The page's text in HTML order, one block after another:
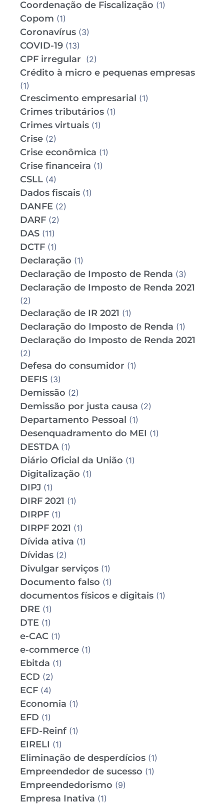
Coordenação de Fiscalização (1)
Copom (1)
Coronavírus (3)
COVID-19 (13)
CPF irregular (2)
Crédito à micro e pequenas empresas
(1)
Crescimento empresarial (1)
Crimes tributários (1)
Crimes virtuais (1)
Crise (2)
Crise econômica (1)
Crise financeira (1)
CSLL (4)
Dados fiscais (1)
DANFE (2)
DARF (2)
DAS (11)
DCTF (1)
Declaração (1)
Declaração de Imposto de Renda (3)
Declaração de Imposto de Renda 2021
(2)
Declaração de IR 2021 (1)
Declaração do Imposto de Renda (1)
Declaração do Imposto de Renda 2021
(2)
Defesa do consumidor (1)
DEFIS (3)
Demissão (2)
Demissão por justa causa (2)
Departamento Pessoal (1)
Desenquadramento do MEI (1)
DESTDA(1)
Diário Oficial da União (1)
Digitalização (1)
DIPJ (1)
DIRF 2021 (1)
DIRPF (1)
DIRPF 2021 (1)
Dívida ativa (1)
Dívidas (2)
Divulgar serviços (1)
Documento falso (1)
documentos físicos e digitais (1)
DRE (1)
DTE (1)
e-CAC (1)
e-commerce (1)
Ebitda (1)
ECD (2)
ECF (4)
Economia (1)
EFD (1)
EFD-Reinf (1)
EIRELI (1)
Eliminação de desperdícios (1)
Empreendedor de sucesso (1)
Empreendedorismo (9)
Empresa Inativa (1)